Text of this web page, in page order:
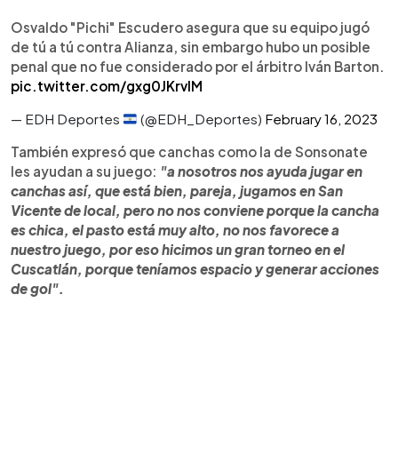
Osvaldo "Pichi" Escudero asegura que su equipo jugó
de tú a tú contra Alianza, sin embargo hubo un posible
penal que no fue considerado por el árbitro Iván Barton.
pic.twitter.com/gxg0JKrvIM
— EDH Deportes
(@EDH_Deportes) February 16, 2023
También expresó que canchas como la de Sonsonate
les ayudan a su juego: "a nosotros nos ayuda jugar en
canchas así, que está bien, pareja, jugamos en San
Vicente de local, pero no nos conviene porque la cancha
es chica, el pasto está muy alto, no nos favorece a
nuestro juego, por eso hicimos un gran torneo en el
Cuscatlán, porque teníamos espacio y generar acciones
de gol".